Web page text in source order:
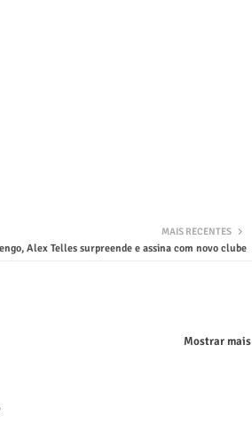
MAIS RECENTES
Alex Telles surpreende e assina com novo clube
Mostrar mais